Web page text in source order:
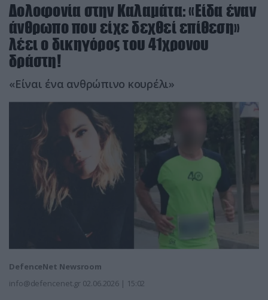
Δολοφονία στην Καλαμάτα: «Είδα έναν
άνθρωπο που είχε δεχθεί επίθεση»
λέει ο δικηγόρος του 41χρονου
δράστη!
«Είναι ένα ανθρώπινο κουρέλι»
DefenceNet Newsroom
info@defencenet.gr 02.06.2026 | 15:02